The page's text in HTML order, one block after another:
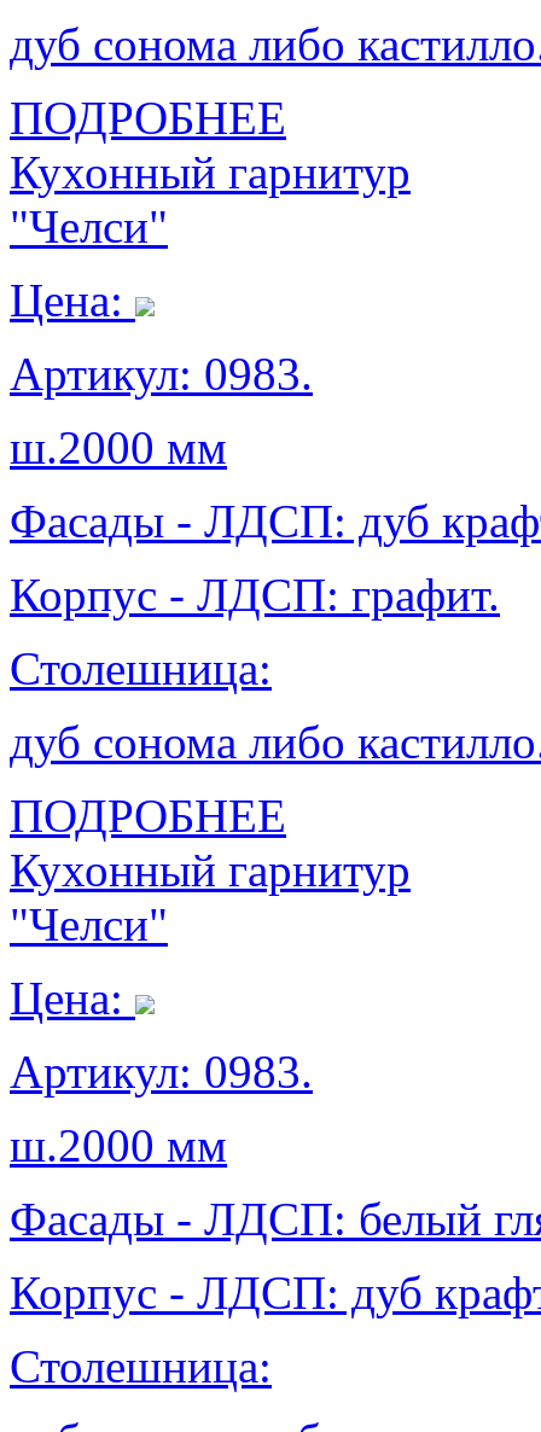
дуб сонома либо
ПОДРОБНЕЕ
Кухонный гарнитур
"Челси"
Цена:
Артикул: 0983.
ш.2000 мм
Фасады - ЛДСП: дуб
Корпус - ЛДСП: графит.
Столешница:
дуб сонома либо
ПОДРОБНЕЕ
Кухонный гарнитур
"Челси"
Цена:
Артикул: 0983.
ш.2000 мм
Фасады - ЛДСП: белый
Корпус - ЛДСП: дуб
Столешница: